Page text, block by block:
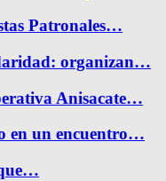
Patronales…
organizan…
Anisacate…
en un encuentro…